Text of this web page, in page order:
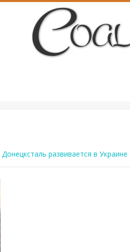
Донецксталь развивается в Украине